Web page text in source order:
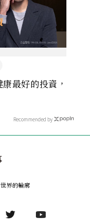
最好的投資，
Recommended by
界的輪廓